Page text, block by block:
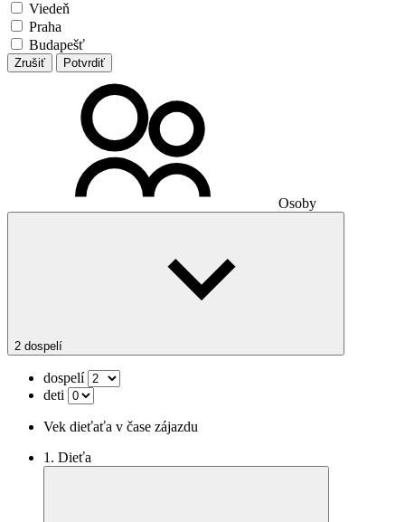
Viedeň
Praha
Budapešť
Zrušiť Potvrdiť
Osoby
2 dospelí
dospelí
deti
Vek dieťaťa v čase zájazdu
1. Dieťa